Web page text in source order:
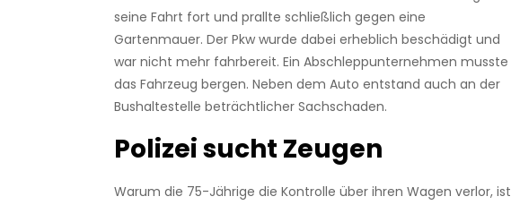
seine Fahrt fort und prallte schließlich gegen eine
Gartenmauer. Der Pkw wurde dabei erheblich beschädigt und
war nicht mehr fahrbereit. Ein Abschleppunternehmen musste
das Fahrzeug bergen. Neben dem Auto entstand auch an der
Bushaltestelle beträchtlicher Sachschaden.
Polizei sucht Zeugen
Warum die 75-Jährige die Kontrolle über ihren Wagen verlor, ist